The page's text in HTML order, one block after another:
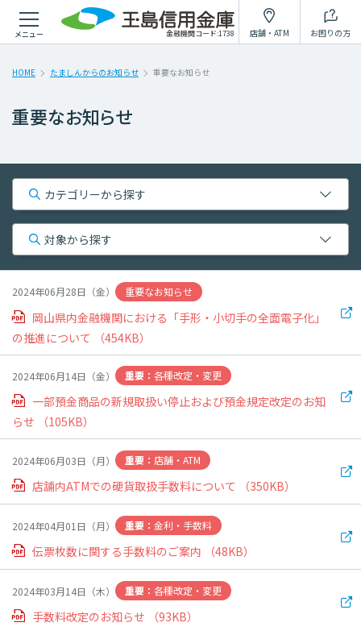
金融機関コード:1738 店舗・ATM お困りの方
メニュー
個人のお客様 法人のお客様 たましんについて 採用情報
インターネット
WEB完結
対応ローン
ローン
シミュレーション
インボイス
WEB配信サービス
一覧へ
目的
お金を貯める
便利に使う・相談する
イベント
キャンペーン
預金金利 ローン金利
店舗・ATM カード盗難・紛失
個人のお客様 法人のお客様 たましんについて 採用情報
法人サポートガイド
セミナー
イベント
融資商品 預金商品
便利に使う
相談する
預金金利 手数料 店舗・ATM
カード盗難・紛失 よくある質問
インボイス
WEB配信サービス
たましん
クラウドファクタリン
グ
閉じる
HOME たましんからのお知らせ 重要なお知らせ
重要なお知らせ
カテゴリーから探す
重要なお知らせ
各種改定・変更
商品・サービス
イベント
セミナー・講演会
ニュースリリース
その他
金融犯罪
寄り添い企画
対象から探す
個人のお客さま
法人のお客さま
2024年06月28日（金） 重要なお知らせ
岡山県内金融機関における「手形・小切手の全面電子化」
の推進について
（454KB）
2024年06月14日（金） 各種改定・変更
一部預金商品の新規取扱い停止および預金規定改定のお知
らせ
（105KB）
2024年06月03日（月） 店舗・ATM
店舗内ATMでの硬貨取扱手数料について （350KB）
2024年04月01日（月） 金利・手数料
伝票枚数に関する手数料のご案内 （48KB）
2024年03月14日（木） 各種改定・変更
手数料改定のお知らせ （93KB）